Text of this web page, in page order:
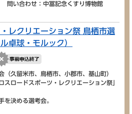
い合わせ：中冨記念くすり博物館
レクリエーション祭 鳥栖市選
卓球・モルック）
（久留米市、鳥栖市、小郡市、基山町）
スロードスポーツ・レクリエーション祭」
を決める選考会。